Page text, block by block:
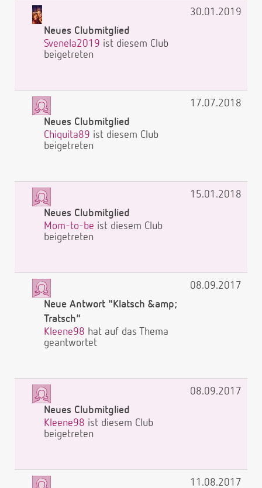
Neues Clubmitglied
Svenela2019 ist diesem Club
beigetreten
30.01.2019
Neues Clubmitglied
Chiquita89 ist diesem Club
beigetreten
17.07.2018
Neues Clubmitglied
Mom-to-be ist diesem Club
beigetreten
15.01.2018
Neue Antwort "Klatsch &amp;
Tratsch"
Kleene98 hat auf das Thema
geantwortet
08.09.2017
Neues Clubmitglied
Kleene98 ist diesem Club
beigetreten
08.09.2017
11.08.2017